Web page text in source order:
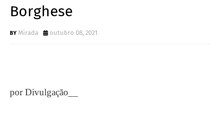
Borghese
Mirada outubro 08, 2021
por Divulgação__